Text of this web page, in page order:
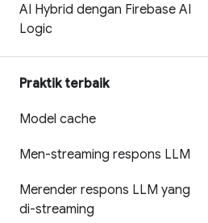
AI Hybrid dengan Firebase AI
Logic
Praktik terbaik
Model cache
Men-streaming respons LLM
Merender respons LLM yang
di-streaming